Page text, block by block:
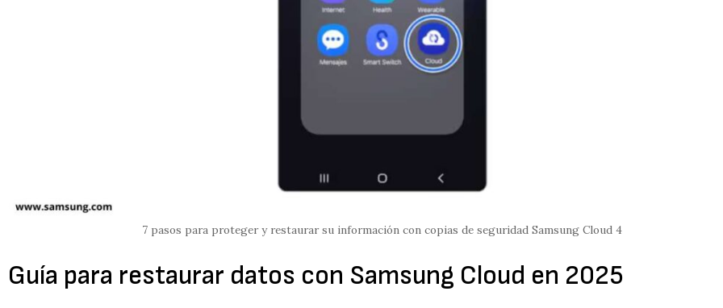
7 pasos para proteger y restaurar su información con copias de seguridad Samsung Cloud 4
Guía para restaurar datos con Samsung Cloud en 2025